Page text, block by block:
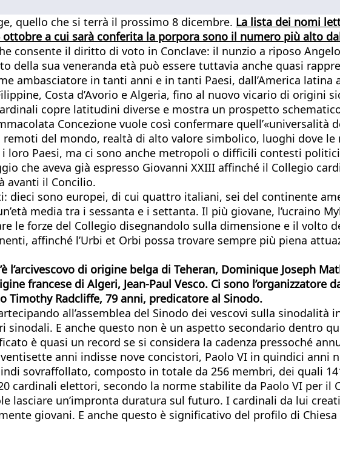
quello che si terrà il prossimo 8 dicembre. La lista dei nomi
ottobre a cui sarà conferita la porpora sono il numero più alto
consente il diritto di voto in Conclave: il nunzio a riposo
della sua veneranda età può essere tuttavia anche quasi
ambasciatore in tanti anni e in tanti Paesi, dall’America latina
Costa d’Avorio e Algeria, fino al nuovo vicario di origini
copre latitudini diverse e mostra un prospetto
Concezione vuole così confermare quell’«universalità
remoti del mondo, realtà di alto valore simbolico, luoghi dove
loro Paesi, ma ci sono anche metropoli o difficili contesti
che aveva già espresso Giovanni XXIII affinché il Collegio
avanti il Concilio.
dieci sono europei, di cui quattro italiani, sei del continente
media tra i sessanta e i settanta. Il più giovane, l’ucraino
le forze del Collegio disegnandolo sulla dimensione e il
affinché l’Urbi et Orbi possa trovare sempre più piena
l’arcivescovo di origine belga di Teheran, Dominique Joseph
francese di Algeri, Jean-Paul Vesco. Ci sono
Timothy Radcliffe, 79 anni, predicatore al Sinodo.
all’assemblea del Sinodo dei vescovi sulla sinodalità
sinodali. E anche questo non è un aspetto secondario dentro
è quasi un record se si considera la cadenza pressoché
anni indisse nove concistori, Paolo VI in quindici anni
sovraffollato, composto in totale da 256 membri, dei quali
cardinali elettori, secondo la norme stabilite da Paolo VI per il
lasciare un’impronta duratura sul futuro. I cardinali da lui
giovani. E anche questo è significativo del profilo di Chiesa